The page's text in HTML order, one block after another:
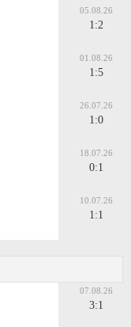
05.08.26
1:2
01.08.26
1:5
26.07.26
1:0
18.07.26
0:1
10.07.26
1:1
07.08.26
3:1